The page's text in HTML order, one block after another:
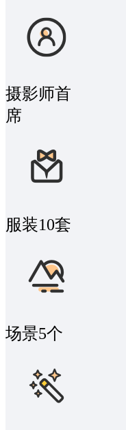
摄影师首
席
服装10套
场景5个